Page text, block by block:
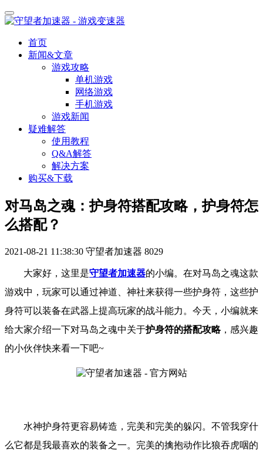
首页
新闻&文章
游戏攻略
单机游戏
网络游戏
手机游戏
游戏新闻
疑难解答
使用教程
Q&A解答
解决方案
购买&下载
对马岛之魂：护身符搭配攻略，护身符怎
么搭配？
2021-08-21 11:38:30 守望者加速器 8029
大家好，这里是守望者加速器的小编。 在对马岛之魂这款
游戏中，玩家可以通过神道、神社来获得一些护身符，这些护
身符可以装备在武器上提高玩家的战斗能力。 今天，小编就来
给大家介绍一下对马岛之魂中关于护身符的搭配攻略， 感兴趣
的小伙伴快来看一下吧~
水神护身符更容易铸造，完美和完美的躲闪。不管我穿什
么它都是我最喜欢的装备之一。完美的擒抱动作比狼吞虎咽的